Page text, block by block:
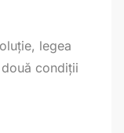
legea
condiții